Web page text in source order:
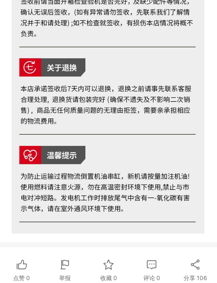
点赞0 举报 收藏 0 评论0 分享106